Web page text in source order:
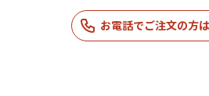
お電話でご注文の方